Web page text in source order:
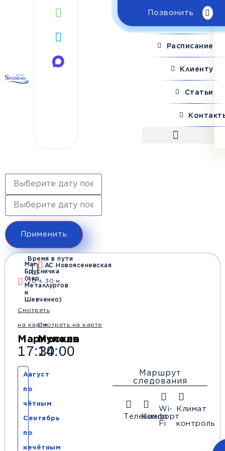
Позвонить
Расписание
Клиенту
Статьи
Применить
Маг.
Брусничка
(пер.
Металлургов
и
Шевченко)
Смотреть
на карте
Мариуполь
17:30
Время в пути
20 ч. 30 м.
АС Новоясеневская
Смотреть на карте
Москва
14:00
Август
по
чётным
Сентябрь
по
нечётным
Телевизор
Комфорт
Wi-
Fi
Климат
контроль
Маршрут
следования